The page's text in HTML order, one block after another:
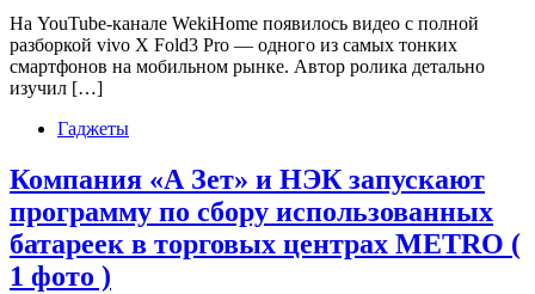
На YouTube-канале WekiHome появилось видео с полной
разборкой vivo X Fold3 Pro — одного из самых тонких
смартфонов на мобильном рынке. Автор ролика детально
изучил […]
Гаджеты
Компания «А Зет» и НЭК запускают
программу по сбору использованных
батареек в торговых центрах METRO (
1 фото )